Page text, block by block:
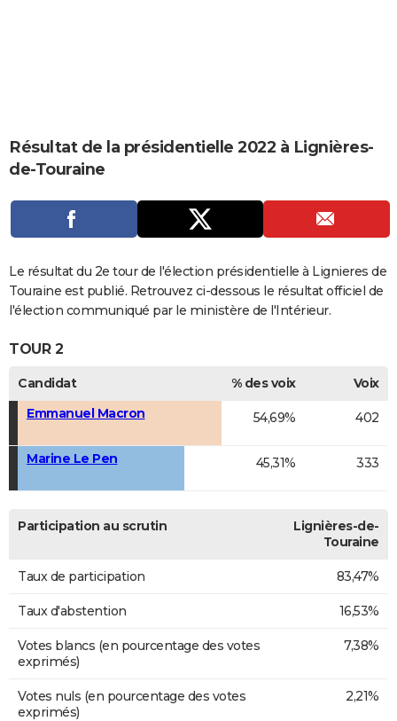
Carte de Noël
Carte Bonne année
Carte Saint-Valentin
Carte Pâques
Carte d'anniversaire
DICTIONNAIRE
PROGRAMME TV
COPAINS D'AVANT
S'inscrire
Se connecter
Lycées
Collèges
Primaires
Universités
Entreprises
Service militaire
Avis de recherche
AVIS DE DÉCÈS
FORUM
Bricolage
Lifestyle
Culture
Sport
Auto
Television
Voyage
Cinema
Résultat de la présidentielle 2022 à Lignières-
de-Touraine
Le résultat du 2e tour de l'élection présidentielle à Lignieres de
Touraine est publié. Retrouvez ci-dessous le résultat officiel de
l'élection communiqué par le ministère de l'Intérieur.
TOUR 2
Candidat % des voix
Voix
Emmanuel Macron
54,69% 402
Marine Le Pen 45,31% 333
Participation au scrutin
Lignières-de-
Touraine
Taux de participation 83,47%
Taux d'abstention 16,53%
Votes blancs (en pourcentage des votes
exprimés)
7,38%
Votes nuls (en pourcentage des votes
exprimés)
2,21%